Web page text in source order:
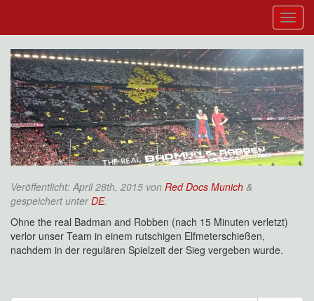
Veröffentlicht: April 28th, 2015 von Red Docs Munich &
gespeichert unterDE.
Ohne the real Badman and Robben (nach 15 Minuten verletzt)
verlor unser Team in einem rutschigen Elfmeterschießen,
nachdem in der regulären Spielzeit der Sieg vergeben wurde.